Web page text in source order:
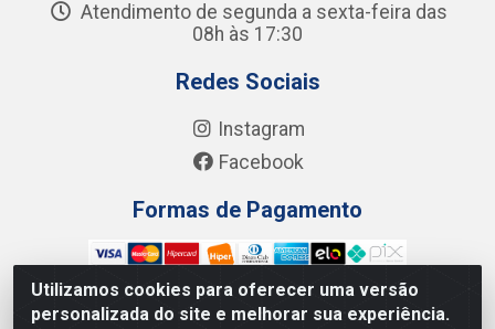
Utilizamos cookies para oferecer uma versão
personalizada do site e melhorar sua experiência.
Atendimento de segunda a sexta-feira das
08h às 17:30
Redes Sociais
Instagram
Facebook
Formas de Pagamento